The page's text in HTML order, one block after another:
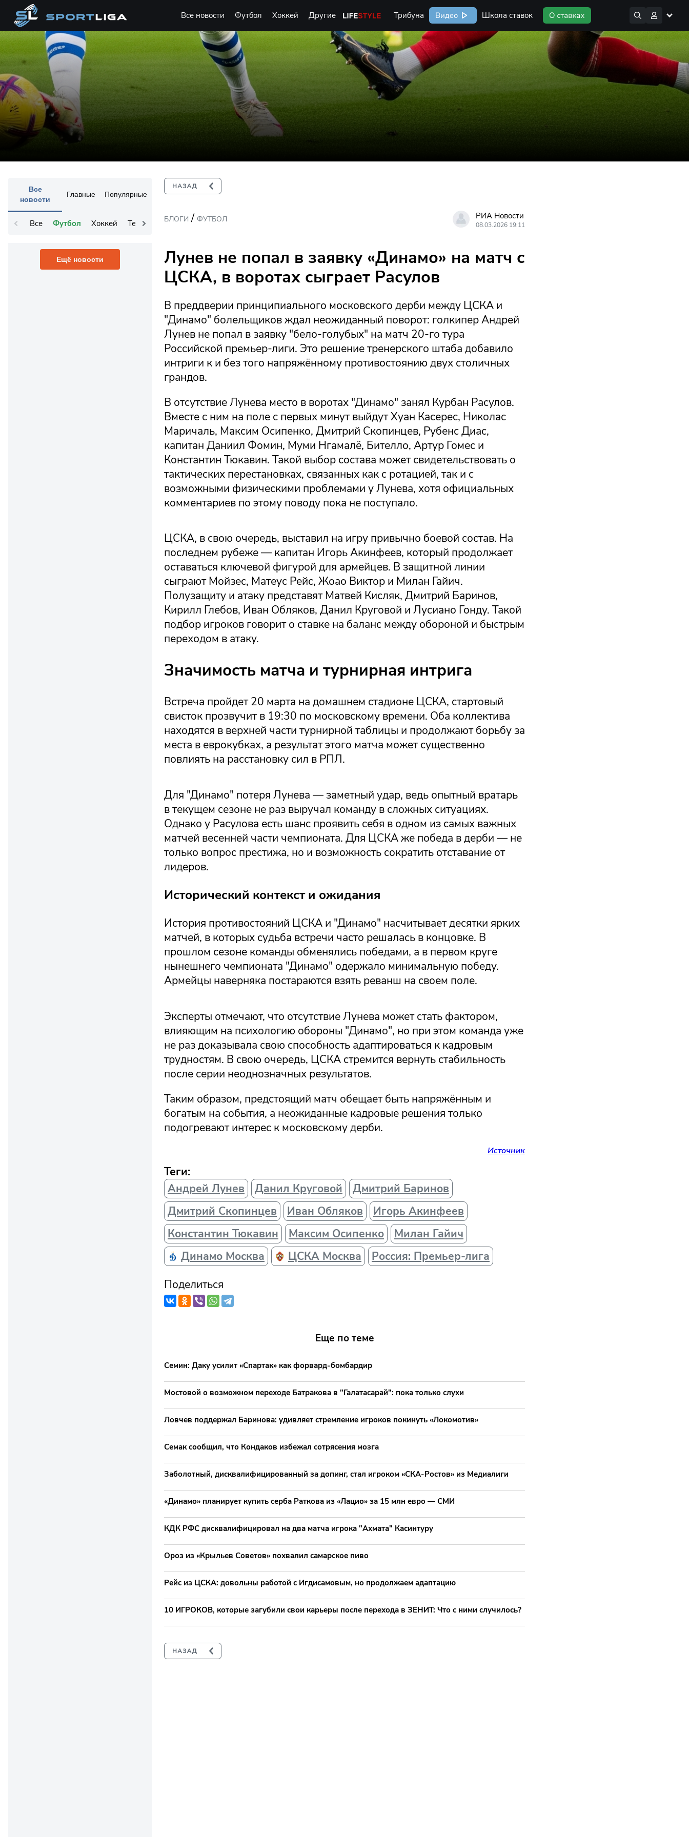
Все новости Футбол Хоккей Другие Life Style Трибуна Видео Школа ставок
Все
новости
Главные Популярные
Все Футбол Хоккей Теннис Остальное
Ещё новости
БЛОГИ / ФУТБОЛ РИА Новости
08.03.2026 19:11
Лунев не попал в заявку «Динамо» на матч с
ЦСКА, в воротах сыграет Расулов
В преддверии принципиального московского дерби между ЦСКА и
"Динамо" болельщиков ждал неожиданный поворот: голкипер Андрей
Лунев не попал в заявку "бело-голубых" на матч 20-го тура
Российской премьер-лиги. Это решение тренерского штаба добавило
интриги к и без того напряжённому противостоянию двух столичных
грандов.
В отсутствие Лунева место в воротах "Динамо" занял Курбан Расулов.
Вместе с ним на поле с первых минут выйдут Хуан Касерес, Николас
Маричаль, Максим Осипенко, Дмитрий Скопинцев, Рубенс Диас,
капитан Даниил Фомин, Муми Нгамалё, Бителло, Артур Гомес и
Константин Тюкавин. Такой выбор состава может свидетельствовать о
тактических перестановках, связанных как с ротацией, так и с
возможными физическими проблемами у Лунева, хотя официальных
комментариев по этому поводу пока не поступало.
ЦСКА, в свою очередь, выставил на игру привычно боевой состав. На
последнем рубеже — капитан Игорь Акинфеев, который продолжает
оставаться ключевой фигурой для армейцев. В защитной линии
сыграют Мойзес, Матеус Рейс, Жоао Виктор и Милан Гайич.
Полузащиту и атаку представят Матвей Кисляк, Дмитрий Баринов,
Кирилл Глебов, Иван Обляков, Данил Круговой и Лусиано Гонду. Такой
подбор игроков говорит о ставке на баланс между обороной и быстрым
переходом в атаку.
Значимость матча и турнирная интрига
Встреча пройдет 20 марта на домашнем стадионе ЦСКА, стартовый
свисток прозвучит в 19:30 по московскому времени. Оба коллектива
находятся в верхней части турнирной таблицы и продолжают борьбу за
места в еврокубках, а результат этого матча может существенно
повлиять на расстановку сил в РПЛ.
Для "Динамо" потеря Лунева — заметный удар, ведь опытный вратарь
в текущем сезоне не раз выручал команду в сложных ситуациях.
Однако у Расулова есть шанс проявить себя в одном из самых важных
матчей весенней части чемпионата. Для ЦСКА же победа в дерби — не
только вопрос престижа, но и возможность сократить отставание от
лидеров.
Исторический контекст и ожидания
История противостояний ЦСКА и "Динамо" насчитывает десятки ярких
матчей, в которых судьба встречи часто решалась в концовке. В
прошлом сезоне команды обменялись победами, а в первом круге
нынешнего чемпионата "Динамо" одержало минимальную победу.
Армейцы наверняка постараются взять реванш на своем поле.
Эксперты отмечают, что отсутствие Лунева может стать фактором,
влияющим на психологию обороны "Динамо", но при этом команда уже
не раз доказывала свою способность адаптироваться к кадровым
трудностям. В свою очередь, ЦСКА стремится вернуть стабильность
после серии неоднозначных результатов.
Таким образом, предстоящий матч обещает быть напряжённым и
богатым на события, а неожиданные кадровые решения только
подогревают интерес к московскому дерби.
Источник
Теги:
Андрей Лунев
Данил Круговой
Дмитрий Баринов
Дмитрий Скопинцев
Иван Обляков
Игорь Акинфеев
Константин Тюкавин
Максим Осипенко
Милан Гайич
Динамо Москва
ЦСКА Москва
Россия: Премьер-лига
Поделиться
Еще по теме
Семин: Даку усилит «Спартак» как форвард-бомбардир
Мостовой о возможном переходе Батракова в "Галатасарай": пока только слухи
Ловчев поддержал Баринова: удивляет стремление игроков покинуть «Локомотив»
Семак сообщил, что Кондаков избежал сотрясения мозга
Заболотный, дисквалифицированный за допинг, стал игроком «СКА-Ростов» из Медиалиги
«Динамо» планирует купить серба Раткова из «Лацио» за 15 млн евро — СМИ
КДК РФС дисквалифицировал на два матча игрока "Ахмата" Касинтуру
Ороз из «Крыльев Советов» похвалил самарское пиво
Рейс из ЦСКА: довольны работой с Игдисамовым, но продолжаем адаптацию
10 ИГРОКОВ, которые загубили свои карьеры после перехода в ЗЕНИТ: Что с ними случилось?